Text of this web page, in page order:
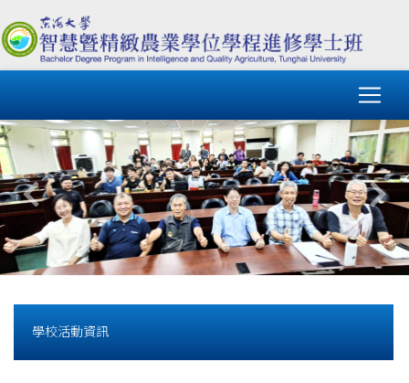
學校活動資訊